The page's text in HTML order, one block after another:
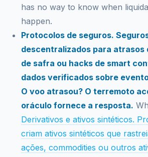
has no way to know when
happen.
Protocolos de seguros.
descentralizados para atrasos
de safra ou hacks de smart
dados verificados sobre
O voo atrasou? O terremoto
oráculo fornece a resposta.
Derivativos e ativos sintéticos.
criam ativos sintéticos que
ações, commodities ou outros